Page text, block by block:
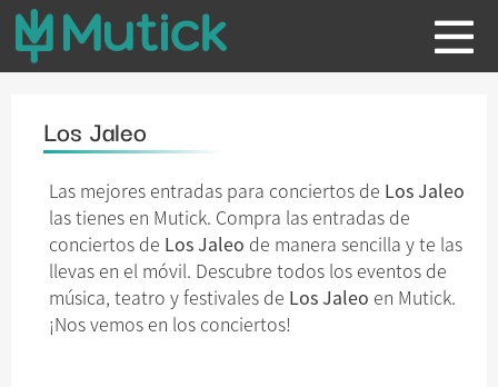
Los Jaleo
Las mejores entradas para conciertos de Los Jaleo
las tienes en Mutick. Compra las entradas de
conciertos de Los Jaleo de manera sencilla y te las
llevas en el móvil. Descubre todos los eventos de
música, teatro y festivales de Los Jaleo en Mutick.
¡Nos vemos en los conciertos!